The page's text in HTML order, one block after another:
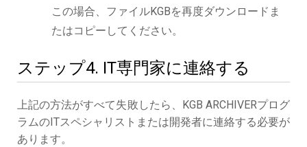
この場合、ファイルKGBを再度ダウンロードま
たはコピーしてください。
ステップ4. IT専門家に連絡する
上記の方法がすべて失敗したら、KGB ARCHIVERプログ
ラムのITスペシャリストまたは開発者に連絡する必要が
あります。